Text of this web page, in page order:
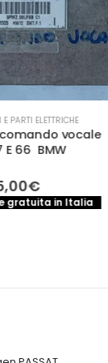
E PARTI ELETTRICHE
vocale
66 BMW
€Il
prezzo
attuale
gratuita in Italia